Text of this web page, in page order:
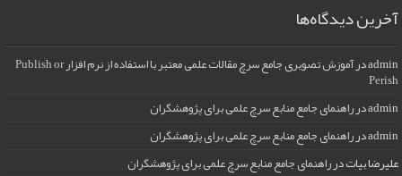
آخرین دیدگاه‌ها
adminدر آموزش تصویری جامع سرچ مقالات علمی معتبر با استفاده از نرم افزار Publish or
Perish
adminدرراهنمای جامع منابع سرچ علمی برای پژوهشگران
adminدرراهنمای جامع منابع سرچ علمی برای پژوهشگران
علیرضا بیاتدرراهنمای جامع منابع سرچ علمی برای پژوهشگران